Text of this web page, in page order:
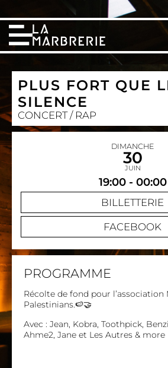
PLUS FORT QUE
SILENCE
CONCERT / RAP
DIMANCHE
30
JUIN
19:00 - 00:00
BILLETTERIE
FACEBOOK
PROGRAMME
Récolte de fond pour l’association
Palestinians.🍉🤝
Avec : Jean, Kobra, Toothpick,
Ahme2, Jane et Les Autres & more